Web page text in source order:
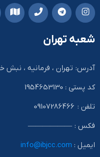
شعبه تهران
آدرس: تهران ، فرمانیه ، نبش
کد پستی : 1954653130
تلفن : 09107286466
فکس : ——————
ایمیل : info@ibjcc.com